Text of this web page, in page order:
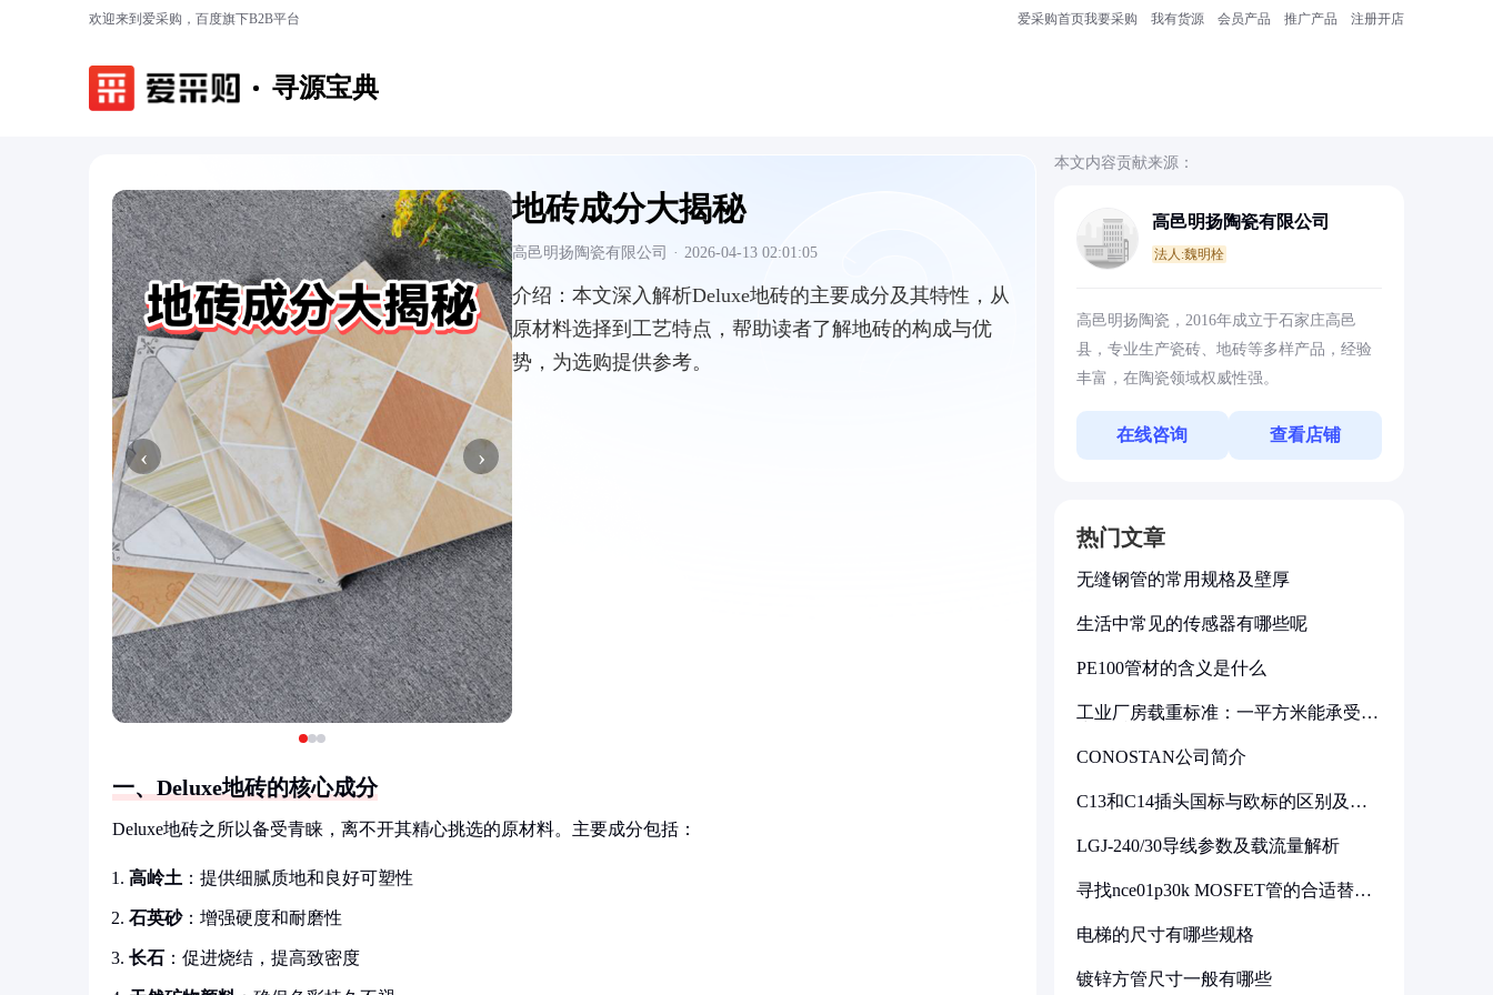
欢迎来到爱采购，百度旗下B2B平台 爱采购首页我要采购 我有货源 会员产品 推广产品 注册开店
寻源宝典
‹ ›
地砖成分大揭秘
高邑明扬陶瓷有限公司 · 2026-04-13 02:01:05
介绍： 本文深入解析Deluxe地砖的主要成分及其特性，从
原材料选择到工艺特点，帮助读者了解地砖的构成与优
势，为选购提供参考。
一、Deluxe地砖的核心成分
Deluxe地砖之所以备受青睐，离不开其精心挑选的原材料。主要成分包括：
高岭土 ：提供细腻质地和良好可塑性
石英砂：增强硬度和耐磨性
长石 ：促进烧结，提高致密度
本文内容贡献来源：
高邑明扬陶瓷有限公司
法人:魏明栓
高邑明扬陶瓷，2016年成立于石家庄高邑
县，专业生产瓷砖、地砖等多样产品，经验
丰富，在陶瓷领域权威性强。
在线咨询 查看店铺
热门文章
无缝钢管的常用规格及壁厚
生活中常见的传感器有哪些呢
PE100管材的含义是什么
工业厂房载重标准：一平方米能承受多
CONOSTAN公司简介
C13和C14插头国标与欧标的区别及其
LGJ-240/30导线参数及载流量解析
寻找nce01p30k MOSFET管的合适替代
电梯的尺寸有哪些规格
镀锌方管尺寸一般有哪些